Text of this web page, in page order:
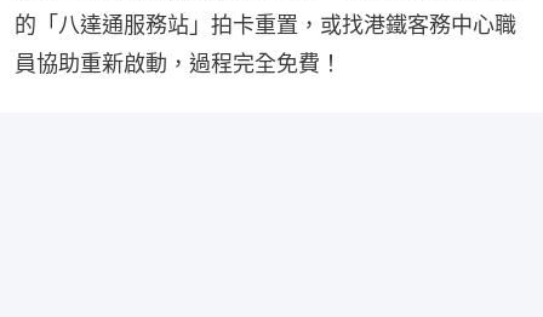
的「八達通服務站」拍卡重置，或找港鐵客務中心職
員協助重新啟動，過程完全免費！